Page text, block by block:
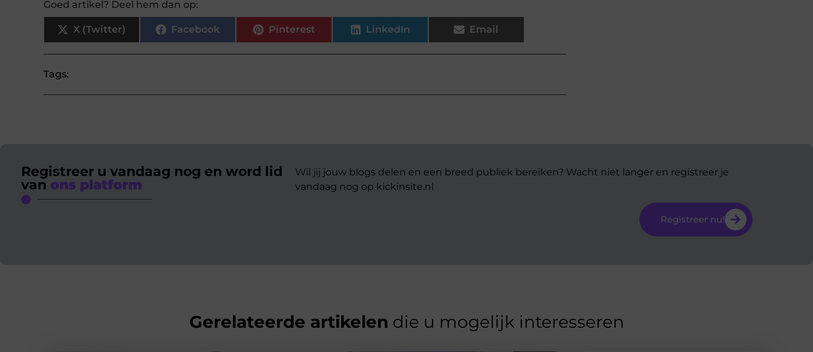
Goed artikel? Deel hem dan op:
X (Twitter) Facebook Pinterest LinkedIn Email
Tags:
Registreer u vandaag nog en word lid
van ons platform
Wil jij jouw blogs delen en een breed publiek bereiken? Wacht niet langer en registreer je
vandaag nog op kickinsite.nl
Registreer nu!
Gerelateerde artikelen die u mogelijk interesseren